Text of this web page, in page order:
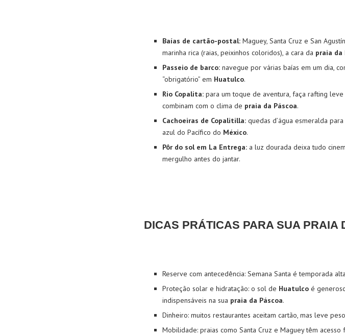
Baías de cartão-postal: Maguey, Santa Cruz e San
marinha rica (raias, peixinhos coloridos), a cara da praia da
Passeio de barco: navegue por várias baías em um dia,
“obrigatório” em Huatulco.
Rio Copalita: para um toque de aventura, faça rafting
combinam com o clima de praia da Páscoa.
Cachoeiras de Copalitilla: quedas d’água esmeralda
azul do Pacífico do México.
Pôr do sol em La Entrega: a luz dourada deixa tudo
mergulho antes do jantar.
DICAS PRÁTICAS PARA SUA PRAIA
Reserve com antecedência: Semana Santa é temporada
Proteção solar e hidratação: o sol de Huatulco é
indispensáveis na sua praia da Páscoa.
Dinheiro: muitos restaurantes aceitam cartão, mas leve
Mobilidade: praias como Santa Cruz e Maguey têm